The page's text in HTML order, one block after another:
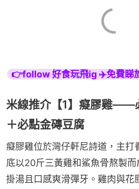
👉follow 好食玩飛ig ✈️免費睇
米線推介【1】癡膠雞——
＋必點金磚豆腐
癡膠雞位於灣仔軒尼詩道，主打
底以20斤三黃雞和鯊魚骨熬製
掛湯且口感爽滑彈牙。雞肉與花